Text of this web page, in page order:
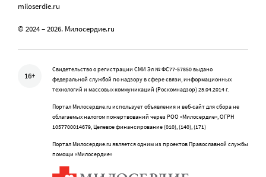
miloserdie.ru
© 2024 – 2026. Милосердие.ru
16+
Свидетельство о регистрации СМИ Эл № ФС77-57850 выдано
федеральной службой по надзору в сфере связи, информационных
технологий и массовых коммуникаций (Роскомнадзор) 25.04.2014 г.
Портал Милосердие.ru использует объявления и веб-сайт для сбора не
облагаемых налогом пожертвований через РОО «Милосердие», ОГРН
1057700014679, Целевое финансирование (010), (140), (171)
Портал Милосердие.ru является одним из проектов Православной службы
помощи «Милосердие»